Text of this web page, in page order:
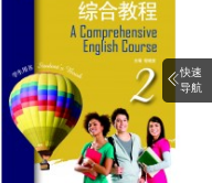
快速
导航